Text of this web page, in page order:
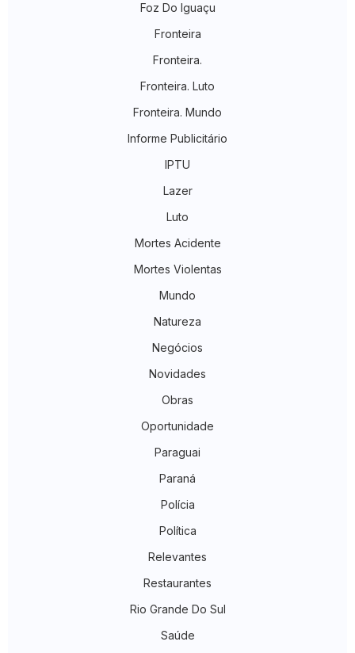
Foz Do Iguaçu
Fronteira
Fronteira.
Fronteira. Luto
Fronteira. Mundo
Informe Publicitário
IPTU
Lazer
Luto
Mortes Acidente
Mortes Violentas
Mundo
Natureza
Negócios
Novidades
Obras
Oportunidade
Paraguai
Paraná
Polícia
Política
Relevantes
Restaurantes
Rio Grande Do Sul
Saúde